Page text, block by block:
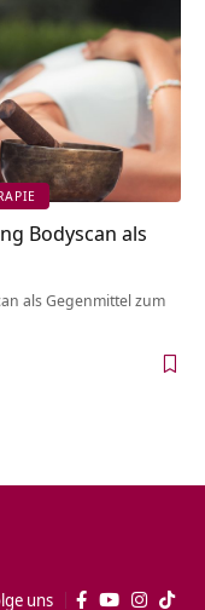
Bodyscan als
als Gegenmittel zum
uns